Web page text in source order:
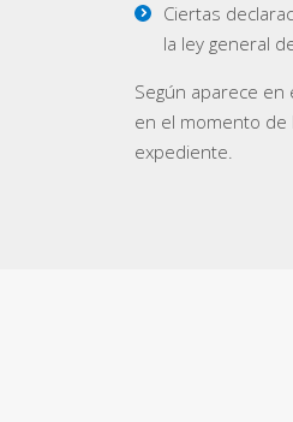
Ciertas
la ley general
Según aparece
en el momento de
expediente.